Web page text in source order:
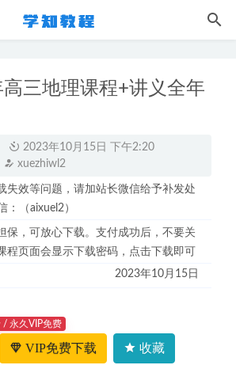
三地理课程+讲义全年
2023年10月15日 下午2:20
xuezhiwl2
失效等问题，请加站长微信给予补发处
：（aixuel2）
保，可放心下载。支付成功后，不要关
程页面会显示下载密码，点击下载即可
2023年10月15日
/ 永久VIP免费
VIP免费下载 收藏
物理化学教学课程 +讲义 2022-09-29
识卡片XMind 2020思维导图软件解密
力 视频教程 2023-05-27
2023高二英语s班网课教程+讲义秋季班暑
张继光高三生物视频教程全年班